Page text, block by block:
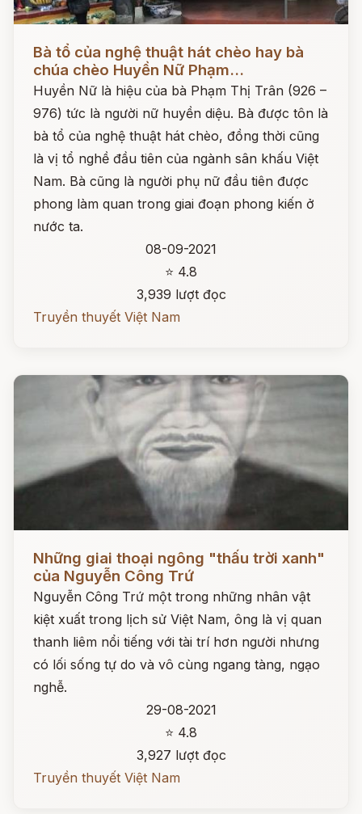
Đọc ngay
Bà tổ của nghệ thuật hát chèo hay bà
chúa chèo Huyền Nữ Phạm...
Huyền Nữ là hiệu của bà Phạm Thị Trân (926 –
976) tức là người nữ huyền diệu. Bà được tôn là
bà tổ của nghệ thuật hát chèo, đồng thời cũng
là vị tổ nghề đầu tiên của ngành sân khấu Việt
Nam. Bà cũng là người phụ nữ đầu tiên được
phong làm quan trong giai đoạn phong kiến ở
nước ta.
08-09-2021
⭐ 4.8
3,939 lượt đọc
Truyền thuyết Việt Nam
Những giai thoại ngông "thấu trời xanh"
của Nguyễn Công Trứ
Nguyễn Công Trứ một trong những nhân vật
kiệt xuất trong lịch sử Việt Nam, ông là vị quan
thanh liêm nổi tiếng với tài trí hơn người nhưng
có lối sống tự do và vô cùng ngang tàng, ngạo
nghễ.
29-08-2021
⭐ 4.8
3,927 lượt đọc
Truyền thuyết Việt Nam